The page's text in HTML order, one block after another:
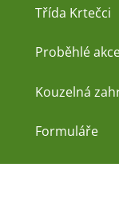
Třída Krtečci
Proběhlé
Kouzelná
Formuláře